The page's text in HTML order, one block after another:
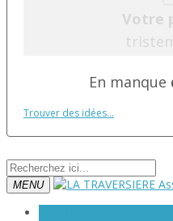
Votre
En manque
Trouver des idées...
MENU